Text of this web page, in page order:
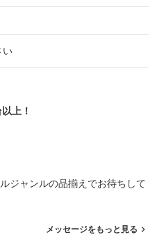
い
上！
ジャンルの品揃えでお待ちして
メッセージをもっと見る